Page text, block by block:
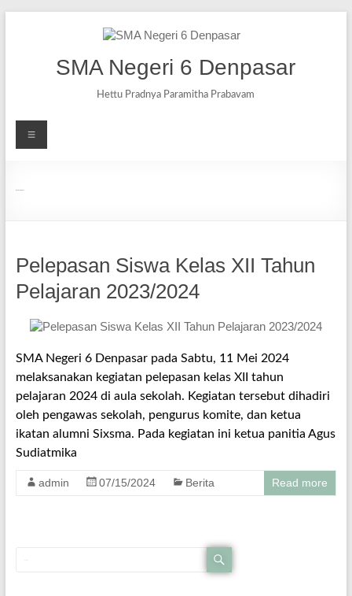
SMA Negeri 6 Denpasar
Hettu Pradnya Paramitha Prabavam
Pelepasan Siswa Kelas XII Tahun
Pelajaran 2023/2024
SMA Negeri 6 Denpasar pada Sabtu, 11 Mei 2024
melaksanakan kegiatan pelepasan kelas XII tahun
pelajaran 2024 di aula sekolah. Kegiatan tersebut dihadiri
oleh pengawas sekolah, pengurus komite, dan ketua
ikatan alumni Sixsma. Pada kegiatan ini ketua panitia Agus
Sudiatmika
admin 07/15/2024 Berita Read more